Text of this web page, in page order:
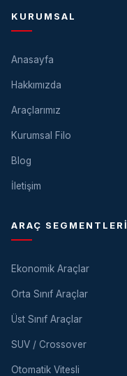
KURUMSAL
Anasayfa
Hakkımızda
Araçlarımız
Kurumsal Filo
Blog
İletişim
ARAÇ SEGMENTLERI
Ekonomik Araçlar
Orta Sınıf Araçlar
Üst Sınıf Araçlar
SUV / Crossover
Otomatik Vitesli